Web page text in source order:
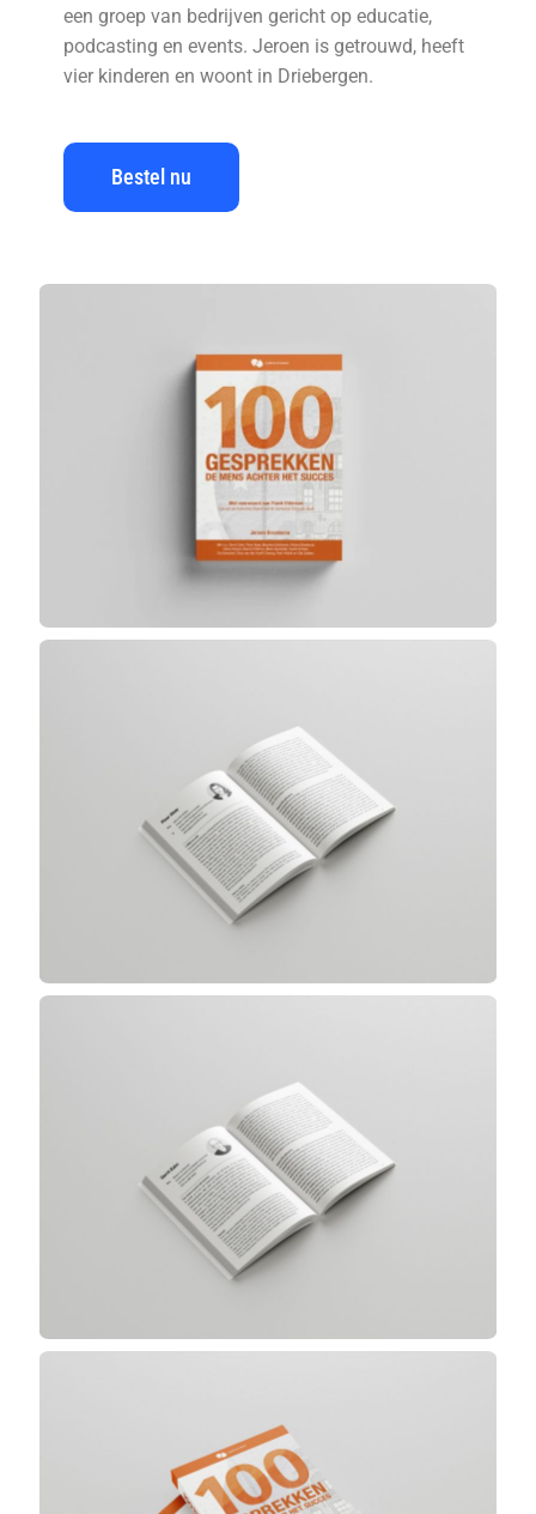
een groep van bedrijven gericht op educatie,
podcasting en events. Jeroen is getrouwd, heeft
vier kinderen en woont in Driebergen.
Bestel nu